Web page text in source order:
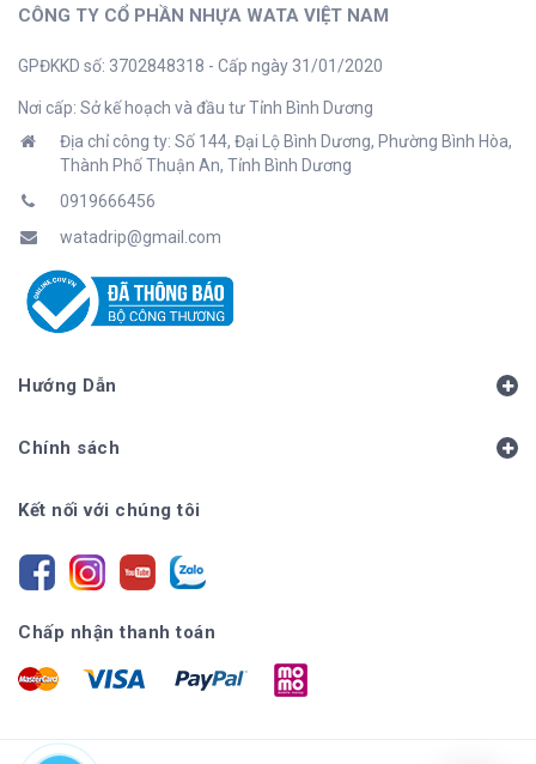
CÔNG TY CỔ PHẦN NHỰA WATA VIỆT NAM
GPĐKKD số: 3702848318 - Cấp ngày 31/01/2020
Nơi cấp: Sở kế hoạch và đầu tư Tỉnh Bình Dương
Địa chỉ công ty: Số 144, Đại Lộ Bình Dương, Phường Bình Hòa,
Thành Phố Thuận An, Tỉnh Bình Dương
0919666456
watadrip@gmail.com
Hướng Dẫn
Chính sách
Kết nối với chúng tôi
Chấp nhận thanh toán